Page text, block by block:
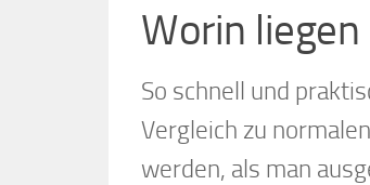
Worin
So schnell und
Vergleich zu
werden, als man